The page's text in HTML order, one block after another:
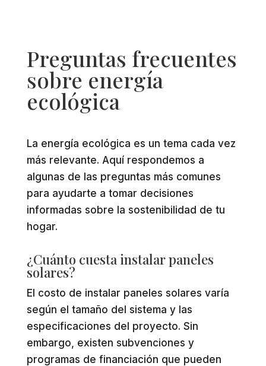
Preguntas frecuentes
sobre energía
ecológica
La energía ecológica es un tema cada vez
más relevante. Aquí respondemos a
algunas de las preguntas más comunes
para ayudarte a tomar decisiones
informadas sobre la sostenibilidad de tu
hogar.
¿Cuánto cuesta instalar paneles
solares?
El costo de instalar paneles solares varía
según el tamaño del sistema y las
especificaciones del proyecto. Sin
embargo, existen subvenciones y
programas de financiación que pueden